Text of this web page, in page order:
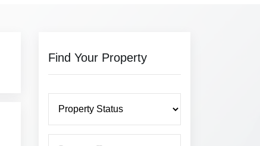
Find Your Property